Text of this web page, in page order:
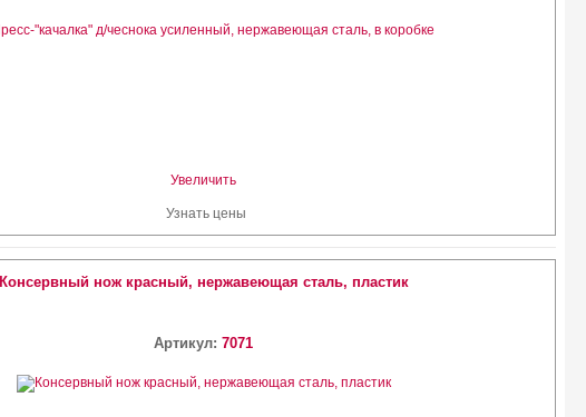
Увеличить
Узнать цены
Консервный нож красный, нержавеющая сталь, пластик
Артикул:7071